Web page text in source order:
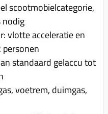
scootmobielcategorie,
nodig
vlotte acceleratie en
standaard gelaccu tot
voetrem, duimgas,